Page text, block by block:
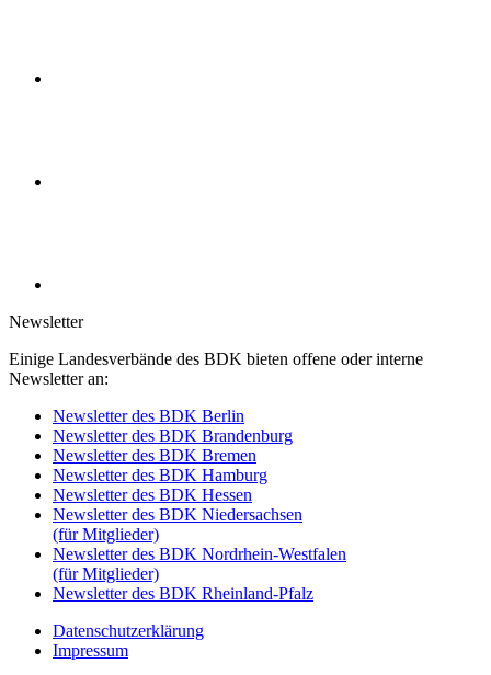
Newsletter
Einige Landesverbände des BDK bieten offene oder interne
Newsletter an:
Newsletter des BDK Berlin
Newsletter des BDK Brandenburg
Newsletter des BDK Bremen
Newsletter des BDK Hamburg
Newsletter des BDK Hessen
Newsletter des BDK Niedersachsen
(für Mitglieder)
Newsletter des BDK Nordrhein-Westfalen
(für Mitglieder)
Newsletter des BDK Rheinland-Pfalz
Datenschutzerklärung
Impressum